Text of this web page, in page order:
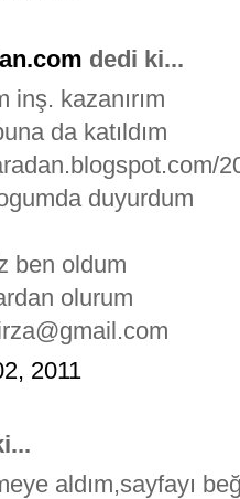
dedi ki...
inş. kazanırım
da katıldım
duyurdum
ben oldum
olurum
2011
aldım,sayfayı